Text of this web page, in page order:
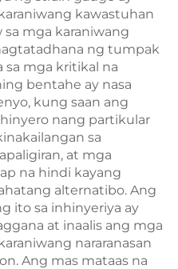
kawastuhan
mga karaniwang
ng tumpak
sa mga kritikal na
bentahe ay nasa
kung saan ang
nang partikular
sa
at mga
na hindi kayang
alternatibo. Ang
ito sa inhinyeriya ay
at inaalis ang mga
nararanasan
Ang mas mataas na